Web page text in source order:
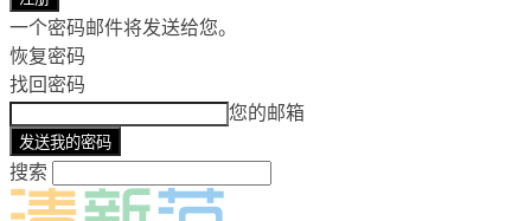
一个密码邮件将发送给您。
恢复密码
找回密码
您的邮箱
搜索